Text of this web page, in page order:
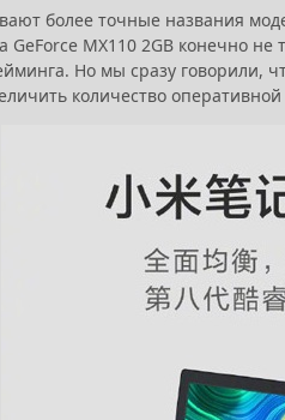
более точные названия
MX110 2GB конечно
Но мы сразу говорили,
количество